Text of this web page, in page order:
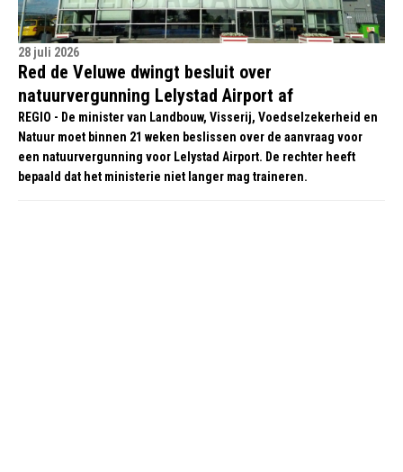
28 juli 2026
Red de Veluwe dwingt besluit over
natuurvergunning Lelystad Airport af
REGIO - De minister van Landbouw, Visserij, Voedselzekerheid en
Natuur moet binnen 21 weken beslissen over de aanvraag voor
een natuurvergunning voor Lelystad Airport. De rechter heeft
bepaald dat het ministerie niet langer mag traineren.